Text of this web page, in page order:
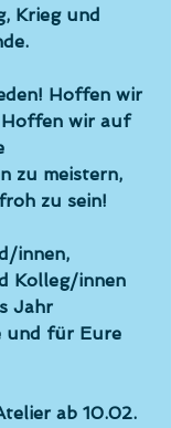
Krieg und
Hoffen wir
wir auf
zu meistern,
zu sein!
innen,
Kolleg/innen
Jahr
und für Eure
ab 10.02.